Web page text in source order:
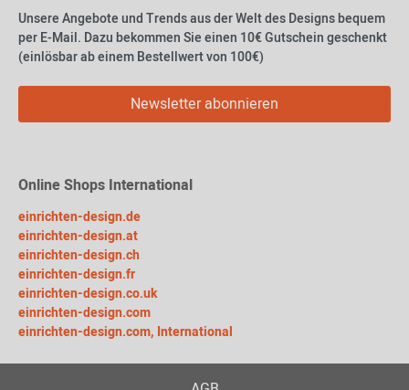
Unsere Angebote und Trends aus der Welt des Designs bequem
per E-Mail. Dazu bekommen Sie einen 10€ Gutschein geschenkt
(einlösbar ab einem Bestellwert von 100€)
Newsletter abonnieren
Online Shops International
einrichten-design.de
einrichten-design.at
einrichten-design.ch
einrichten-design.fr
einrichten-design.co.uk
einrichten-design.com
einrichten-design.com, International